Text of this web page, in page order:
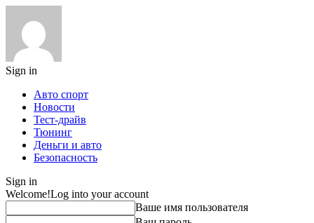
Sign in
Авто спорт
Новости
Тест-драйв
Тюнинг
Деньги и авто
Безопасность
Sign in
Welcome!Log into your account
Ваше имя пользователя